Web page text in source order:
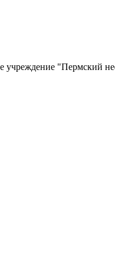
учреждение "Пермский